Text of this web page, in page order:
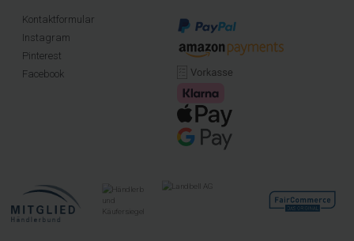
Kontaktformular
Instagram
Pinterest
Facebook